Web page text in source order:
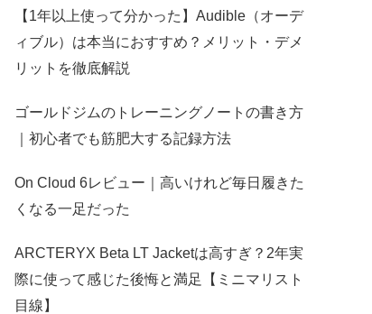
【1年以上使って分かった】Audible（オーデ
ィブル）は本当におすすめ？メリット・デメ
リットを徹底解説
ゴールドジムのトレーニングノートの書き方
｜初心者でも筋肥大する記録方法
On Cloud 6レビュー｜高いけれど毎日履きた
くなる一足だった
ARCTERYX Beta LT Jacketは高すぎ？2年実
際に使って感じた後悔と満足【ミニマリスト
目線】